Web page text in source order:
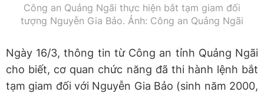
Công an Quảng Ngãi thực hiện bắt tạm giam đối
tượng Nguyễn Gia Bảo. Ảnh: Công an Quảng Ngãi
Ngày 16/3, thông tin từ Công an tỉnh Quảng Ngãi
cho biết, cơ quan chức năng đã thi hành lệnh bắt
tạm giam đối với Nguyễn Gia Bảo (sinh năm 2000,